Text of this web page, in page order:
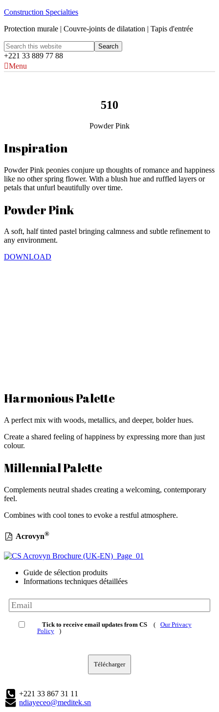
Construction Specialties
Protection murale | Couvre-joints de dilatation | Tapis d'entrée
+221 33 889 77 88
Menu
510
Powder Pink
Inspiration
Powder Pink peonies conjure up thoughts of romance and happiness
like no other spring flower. With a blush hue and ruffled layers or
petals that unfurl beautifully over time.
Powder Pink
A soft, half tinted pastel bringing calmness and subtle refinement to
any environment.
DOWNLOAD
Harmonious Palette
A perfect mix with woods, metallics, and deeper, bolder hues.
Create a shared feeling of happiness by expressing more than just
colour.
Millennial Palette
Complements neutral shades creating a welcoming, contemporary
feel.
Combines with cool tones to evoke a restful atmosphere.
Acrovyn®
Guide de sélection produits
Informations techniques détaillées
Tick to receive email updates from CS (
Our Privacy
Policy
)
Télécharger
+221 33 867 31 11
ndiayeceo@meditek.sn